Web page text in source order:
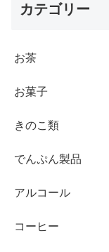
カテゴリー
お茶
お菓子
きのこ類
でんぷん製品
アルコール
コーヒー